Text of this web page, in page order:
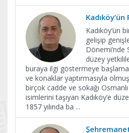
Kadıköy’ün
Kadıköy’ün
gelişip
Dönemi’nde
düzey
buraya ilgi göstermeye
ve konaklar yaptırmasıyla
birçok cadde ve sokağı
isimlerini taşıyan Kadıköy’e
1857 yılında ba ...